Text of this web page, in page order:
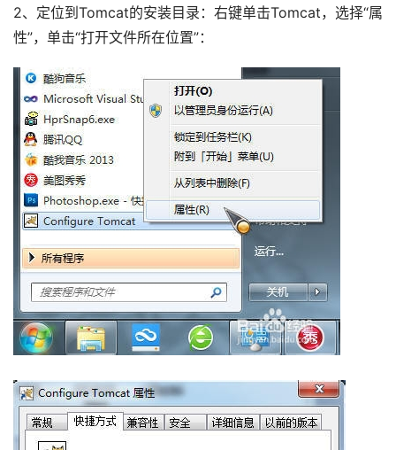
2、定位到Tomcat的安装目录：右键单击Tomcat，选择“属
性”，单击“打开文件所在位置”：